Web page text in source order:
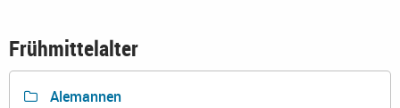
Frühmittelalter
Alemannen